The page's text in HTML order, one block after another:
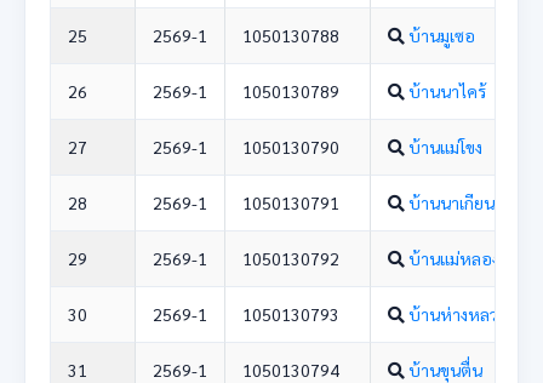
25 2569-1 1050130788 บ้านมูเซอ
26 2569-1 1050130789 บ้านนาไคร้
27 2569-1 1050130790 บ้านแม่โขง
28 2569-1 1050130791 บ้านนาเกียน
29 2569-1 1050130792 บ้านแม่หลองน้อย
30 2569-1 1050130793 บ้านห่างหลวง
31 2569-1 1050130794 บ้านขุนตื่น